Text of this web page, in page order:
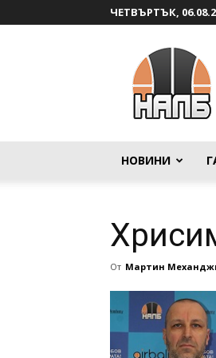
ЧЕТВЪРТЪК,
НОВИНИ
От Мартин